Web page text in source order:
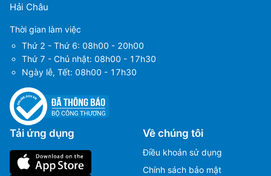
Hải Châu
Thời gian làm việc
Thứ 2 - Thứ 6: 08h00 - 20h00
Thứ 7 - Chủ nhật: 08h00 - 17h30
Ngày lễ, Tết: 08h00 - 17h30
Tải ứng dụng Về chúng tôi
Điều khoản sử dụng
Chính sách bảo mật